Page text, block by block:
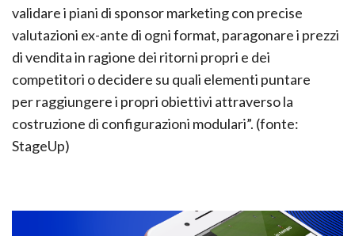
validare i piani di sponsor marketing con precise
valutazioni ex-ante di ogni format, paragonare i prezzi
di vendita in ragione dei ritorni propri e dei
competitori o decidere su quali elementi puntare
per raggiungere i propri obiettivi attraverso la
costruzione di configurazioni modulari”. (fonte:
StageUp)